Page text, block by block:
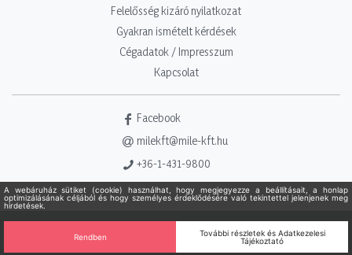
Felelősség kizáró nyilatkozat
Gyakran ismételt kérdések
Cégadatok / Impresszum
Kapcsolat
Facebook
milekft@mile-kft.hu
+36-1-431-9800
Copyright 2021 - 2026. Mile Kft. Minden jog fenntartva!Powered